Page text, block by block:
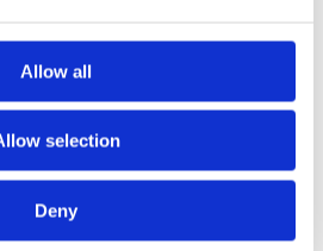
Allow all
selection
Deny
Також майстри
чистку геометрії від
герметичність інтеркулера.
РЕМОНТІВ P0299 В